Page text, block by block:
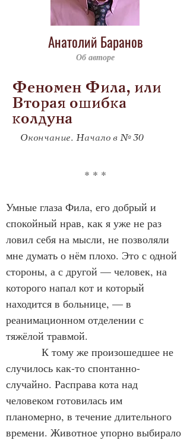
Анатолий Баранов
Об авторе
Феномен Фила, или
Вторая ошибка
колдуна
Окончание. Начало в № 30
* * *
Умные глаза Фила, его добрый и
спокойный нрав, как я уже не раз
ловил себя на мысли, не позволяли
мне думать о нём плохо. Это с одной
стороны, а с другой — человек, на
которого напал кот и который
находится в больнице, — в
реанимационном отделении с
тяжёлой травмой.
случилось как-то спонтанно-
случайно. Расправа кота над
человеком готовилась им
планомерно, в течение длительного
времени. Животное упорно выбирало